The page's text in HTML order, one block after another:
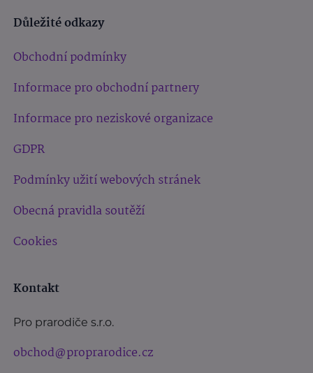
Důležité odkazy
Obchodní podmínky
Informace pro obchodní partnery
Informace pro neziskové organizace
GDPR
Podmínky užití webových stránek
Obecná pravidla soutěží
Cookies
Kontakt
Pro prarodiče s.r.o.
obchod@proprarodice.cz